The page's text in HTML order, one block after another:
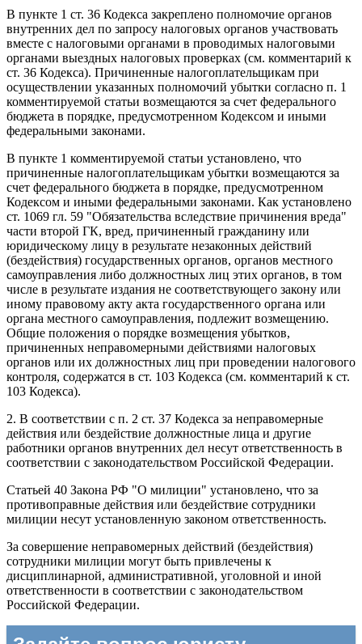
В пункте 1 ст. 36 Кодекса закреплено полномочие органов
внутренних дел по запросу налоговых органов участвовать
вместе с налоговыми органами в проводимых налоговыми
органами выездных налоговых проверках (см. комментарий к
ст. 36 Кодекса). Причиненные налогоплательщикам при
осуществлении указанных полномочий убытки согласно п. 1
комментируемой статьи возмещаются за счет федерального
бюджета в порядке, предусмотренном Кодексом и иными
федеральными законами.
В пункте 1 комментируемой статьи установлено, что
причиненные налогоплательщикам убытки возмещаются за
счет федерального бюджета в порядке, предусмотренном
Кодексом и иными федеральными законами. Как установлено
ст. 1069 гл. 59 "Обязательства вследствие причинения вреда"
части второй ГК, вред, причиненный гражданину или
юридическому лицу в результате незаконных действий
(бездействия) государственных органов, органов местного
самоуправления либо должностных лиц этих органов, в том
числе в результате издания не соответствующего закону или
иному правовому акту акта государственного органа или
органа местного самоуправления, подлежит возмещению.
Общие положения о порядке возмещения убытков,
причиненных неправомерными действиями налоговых
органов или их должностных лиц при проведении налогового
контроля, содержатся в ст. 103 Кодекса (см. комментарий к ст.
103 Кодекса).
2. В соответствии с п. 2 ст. 37 Кодекса за неправомерные
действия или бездействие должностные лица и другие
работники органов внутренних дел несут ответственность в
соответствии с законодательством Российской Федерации.
Статьей 40 Закона РФ "О милиции" установлено, что за
противоправные действия или бездействие сотрудники
милиции несут установленную законом ответственность.
За совершение неправомерных действий (бездействия)
сотрудники милиции могут быть привлечены к
дисциплинарной, административной, уголовной и иной
ответственности в соответствии с законодательством
Российской Федерации.